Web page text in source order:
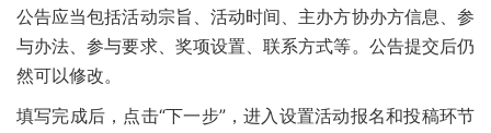
公告应当包括活动宗旨、活动时间、主办方协办方信息、参
与办法、参与要求、奖项设置、联系方式等。公告提交后仍
然可以修改。
填写完成后，点击“下一步”，进入设置活动报名和投稿环节